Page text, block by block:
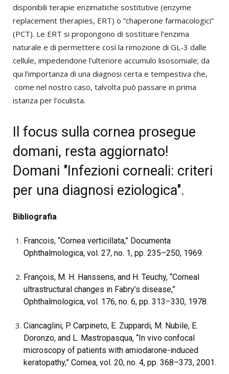
disponibili terapie enzimatiche sostitutive (enzyme
replacement therapies, ERT) o “chaperone farmacologici”
(PCT). Le ERT si propongono di sostituire l’enzima
naturale e di permettere così la rimozione di GL-3 dalle
cellule, impedendone l’ulteriore accumulo lisosomiale; da
qui l’importanza di una diagnosi certa e tempestiva che,
come nel nostro caso, talvolta può passare in prima
istanza per l’oculista.
Il focus sulla cornea prosegue
domani, resta aggiornato!
Domani "Infezioni corneali: criteri
per una diagnosi eziologica".
Bibliografia
Francois, “Cornea verticillata,” Documenta
Ophthalmologica, vol. 27, no. 1, pp. 235–250, 1969.
François, M. H. Hanssens, and H. Teuchy, “Corneal
ultrastructural changes in Fabry’s disease,”
Ophthalmologica, vol. 176, no. 6, pp. 313–330, 1978.
Ciancaglini, P. Carpineto, E. Zuppardi, M. Nubile, E.
Doronzo, and L. Mastropasqua, “In vivo confocal
microscopy of patients with amiodarone-induced
keratopathy,” Cornea, vol. 20, no. 4, pp. 368–373, 2001.